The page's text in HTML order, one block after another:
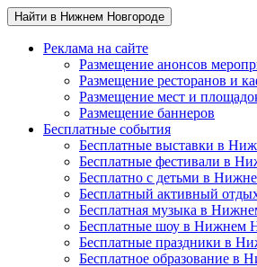
Найти в Нижнем Новгороде
Реклама на сайте
Размещение анонсов
Размещение ресторанов и
Размещение мест и
Размещение баннеров
Бесплатные события
Бесплатные выставки в
Бесплатные фестивали в
Бесплатно с детьми в
Бесплатный активный
Бесплатная музыка в
Бесплатные шоу в Нижнем
Бесплатные праздники в
Бесплатное образование в